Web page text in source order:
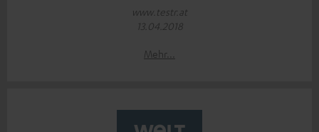
www.testr.at
13.04.2018
Mehr...